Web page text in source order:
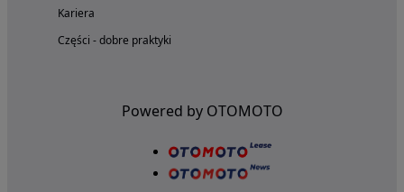
Kariera
Części - dobre praktyki
Powered by OTOMOTO